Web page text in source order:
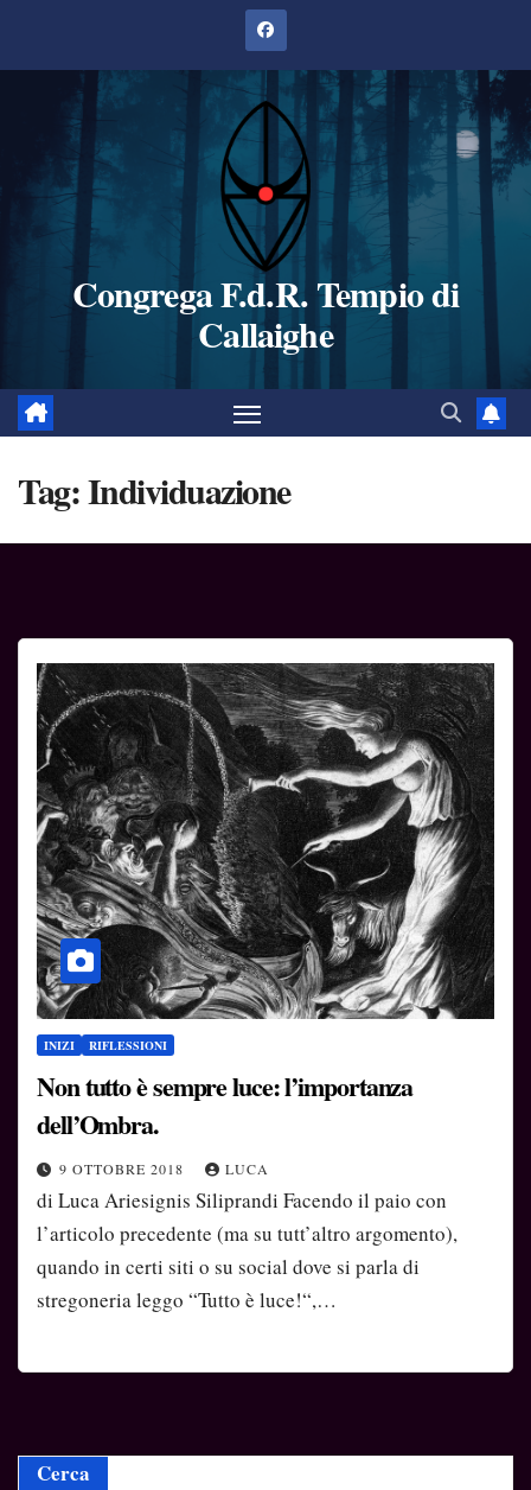
Congrega F.d.R. Tempio di
Callaighe
Tag:Individuazione
INIZI RIFLESSIONI
Non tutto è sempre luce: l’importanza
dell’Ombra.
9 OTTOBRE 2018 LUCA
di Luca Ariesignis Siliprandi Facendo il paio con
l’articolo precedente (ma su tutt’altro argomento),
quando in certi siti o su social dove si parla di
stregoneria leggo “Tutto è luce!“,…
Cerca